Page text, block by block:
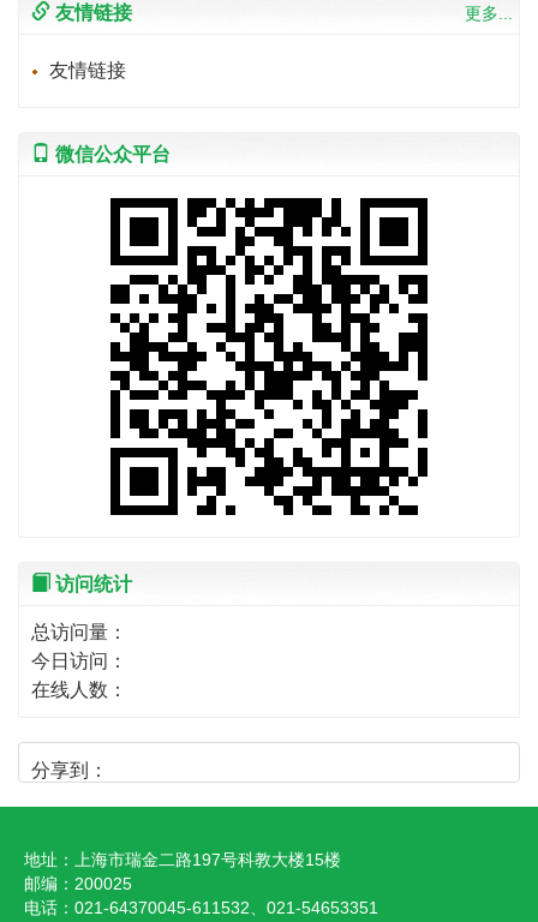
友情链接 更多...
友情链接
微信公众平台
访问统计
总访问量：
今日访问：
在线人数：
分享到：
地址：上海市瑞金二路197号科教大楼15楼
邮编：200025
电话：021-64370045-611532、021-54653351